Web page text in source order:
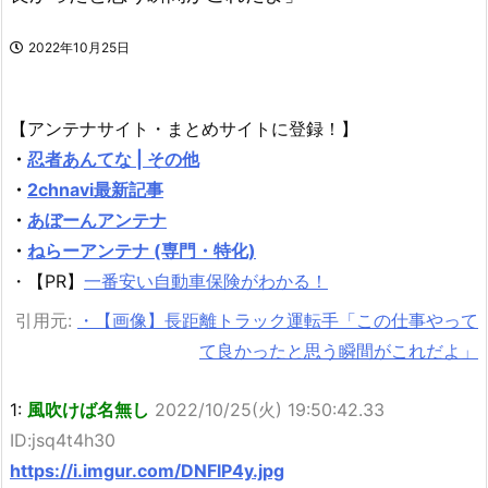
2022年10月25日
【アンテナサイト・まとめサイトに登録！】
・ 忍者あんてな | その他
・ 2chnavi最新記事
・ あぼーんアンテナ
・ ねらーアンテナ (専門・特化)
・【PR】 一番安い自動車保険がわかる！
引用元:
・【画像】長距離トラック運転手「この仕事やって
て良かったと思う瞬間がこれだよ」
1: 風吹けば名無し 2022/10/25(火) 19:50:42.33
ID:jsq4t4h30
https://i.imgur.com/DNFlP4y.jpg